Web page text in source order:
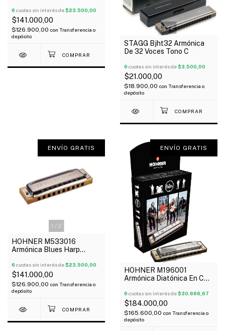
6 cuotas sin interés de$23.500,00
$141.000,00
$126.900,00 con Transferencia o
depósito
1/2
STAGG Bjht32 Armónica
De 32 Voces Tono C
6 cuotas sin interés de$3.500,00
$21.000,00
$18.900,00 con Transferencia o
depósito
1 / 2
ENVÍO GRATIS
HOHNER M533016
Armónica Blues Harp
6 cuotas sin interés de$23.500,00
$141.000,00
$126.900,00 con Transferencia o
depósito
1/2
ENVÍO GRATIS
HOHNER M196001
Armónica Diatónica En C
6 cuotas sin interés de$30.666,67
$184.000,00
$165.600,00 con Transferencia o
depósito